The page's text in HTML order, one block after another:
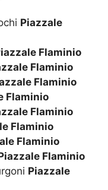
Piazzale
Flaminio
Flaminio
Flaminio
Flaminio
Flaminio
Flaminio
Flaminio
Flaminio
Piazzale